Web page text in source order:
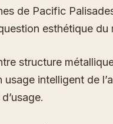
de Pacific
esthétique du
structure
intelligent de